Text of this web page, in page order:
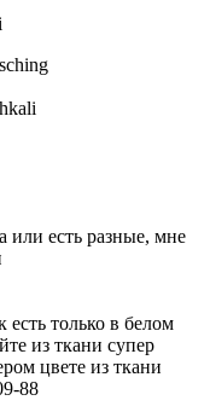
или есть разные, мне
только в белом
из ткани супер
цвете из ткани
88